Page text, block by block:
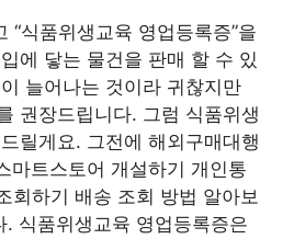
“식품위생교육 영업등록증”을
에 닿는 물건을 판매 할 수 있
늘어나는 것이라 귀찮지만
권장드립니다. 그럼 식품위생
릴게요. 그전에 해외구매대행
마트스토어 개설하기 개인통
회하기 배송 조회 방법 알아보
식품위생교육 영업등록증은